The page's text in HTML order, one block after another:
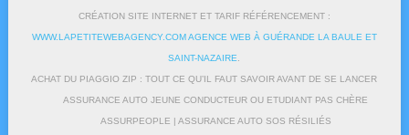
CRÉATION SITE INTERNET ET TARIF RÉFÉRENCEMENT :
WWW.LAPETITEWEBAGENCY.COM AGENCE WEB À GUÉRANDE LA BAULE ET
SAINT-NAZAIRE
ACHAT DU PIAGGIO ZIP : TOUT CE QU’IL FAUT SAVOIR AVANT DE SE LANCER
ASSURANCE AUTO JEUNE CONDUCTEUR OU ETUDIANT PAS CHÈRE
ASSURPEOPLE | ASSURANCE AUTO SOS RÉSILIÉS